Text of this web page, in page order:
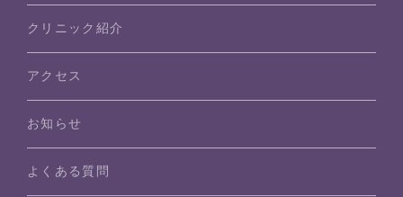
クリニック紹介
アクセス
お知らせ
よくある質問